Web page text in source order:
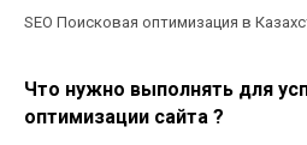
SEO Поисковая оптимизация в
Что нужно выполнять для
оптимизации сайта ?